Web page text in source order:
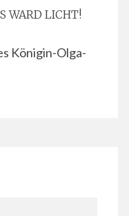
WARD LICHT!
Königin-Olga-